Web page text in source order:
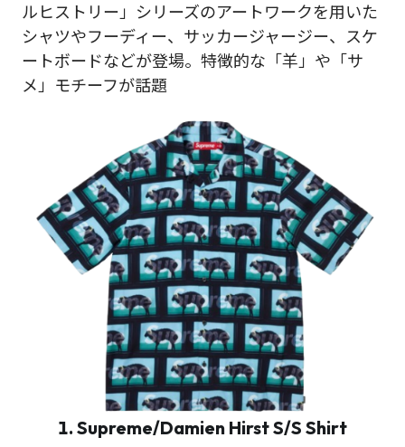
ルヒストリー」シリーズのアートワークを用いた
シャツやフーディー、サッカージャージー、スケ
ートボードなどが登場。特徴的な「羊」や「サ
メ」モチーフが話題
1. Supreme/Damien Hirst S/S Shirt